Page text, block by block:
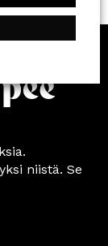
niistä. Se